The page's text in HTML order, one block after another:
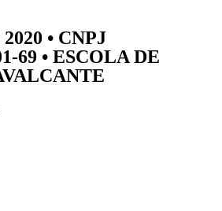
• CNPJ
69 • ESCOLA DE